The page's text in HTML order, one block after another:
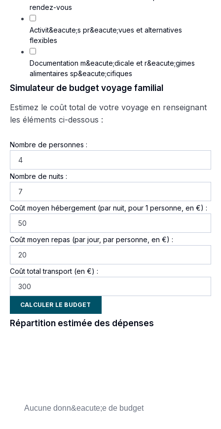
rendez-vous
Activit&eacute;s pr&eacute;vues et alternatives
flexibles
Documentation m&eacute;dicale et r&eacute;gimes
alimentaires sp&eacute;cifiques
Simulateur de budget voyage familial
Estimez le coût total de votre voyage en renseignant
les éléments ci-dessous :
Nombre de personnes :
Nombre de nuits :
Coût moyen hébergement (par nuit, pour 1 personne, en €) :
Coût moyen repas (par jour, par personne, en €) :
Coût total transport (en €) :
CALCULER LE BUDGET
Répartition estimée des dépenses